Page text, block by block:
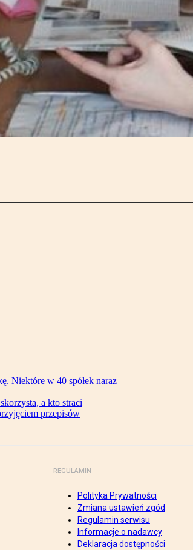
Niektóre w 40 spółek naraz
a kto straci
przepisów
REGULAMIN
Polityka Prywatności
Zmiana ustawień zgód
Regulamin serwisu
Informacje o nadawcy
Deklaracja dostępności